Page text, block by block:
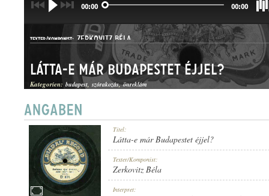
00:00 00:00
TEXTER/KOMPONIST: ZERKOVITZ BÉLA
KUPLÉ
Látta-e már Budapestet éjjel?
Kategorien: budapest szórakozás önreklám
Titel:
Látta-e már Budapestet éjjel?
Texter/Komponist:
Zerkovitz Béla
Interpret: